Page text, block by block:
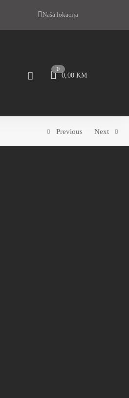
Naša lokacija
0
0,00 KM
Previous Next